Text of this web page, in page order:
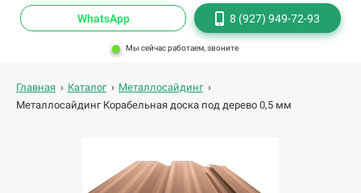
WhatsApp 8 (927) 949-72-93
Мы сейчас работаем, звоните
Главная › Каталог › Металлосайдинг ›
Металлосайдинг Корабельная доска под дерево 0,5 мм